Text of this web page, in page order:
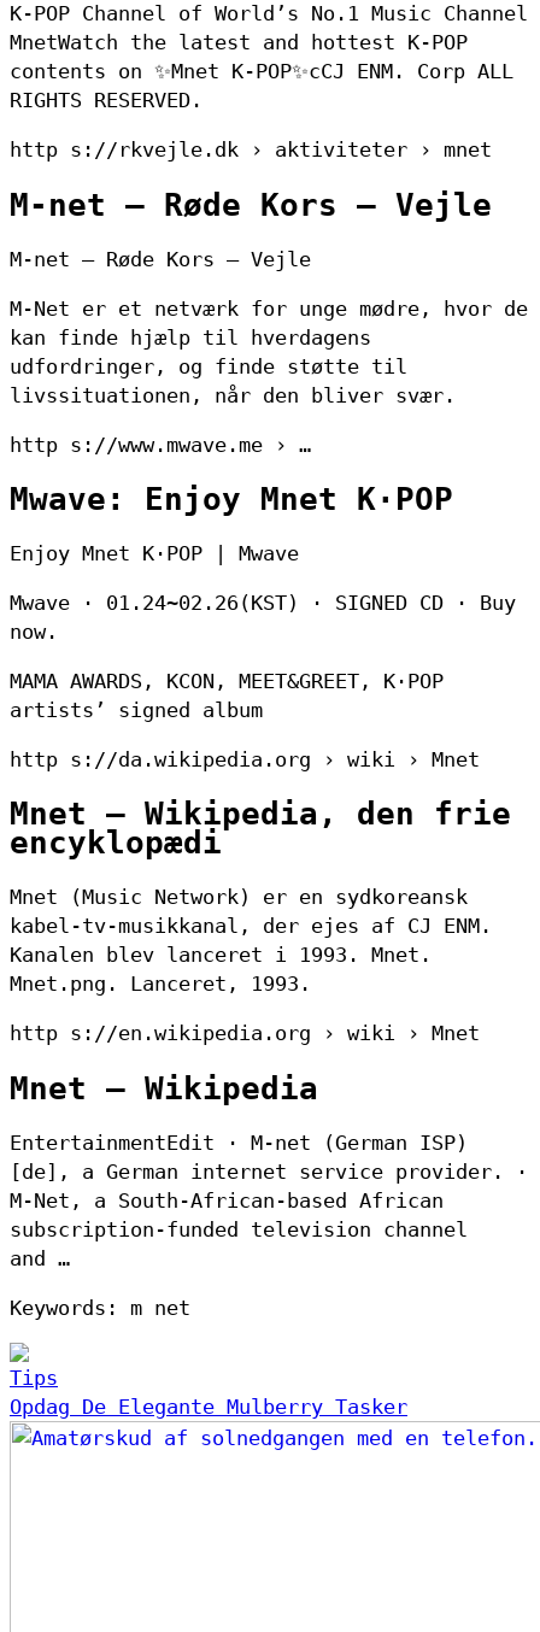
K-POP Channel of World’s No.1 Music Channel
MnetWatch the latest and hottest K-POP
contents on ✨Mnet K-POP✨cCJ ENM. Corp ALL
RIGHTS RESERVED.
http s://rkvejle.dk › aktiviteter › mnet
M-net – Røde Kors – Vejle
M-net – Røde Kors – Vejle
M-Net er et netværk for unge mødre, hvor de
kan finde hjælp til hverdagens
udfordringer, og finde støtte til
livssituationen, når den bliver svær.
http s://www.mwave.me › …
Mwave: Enjoy Mnet K·POP
Enjoy Mnet K·POP | Mwave
Mwave · 01.24~02.26(KST) · SIGNED CD · Buy
now.
MAMA AWARDS, KCON, MEET&GREET, K·POP
artists’ signed album
http s://da.wikipedia.org › wiki › Mnet
Mnet – Wikipedia, den frie
encyklopædi
Mnet (Music Network) er en sydkoreansk
kabel-tv-musikkanal, der ejes af CJ ENM.
Kanalen blev lanceret i 1993. Mnet.
Mnet.png. Lanceret, 1993.
http s://en.wikipedia.org › wiki › Mnet
Mnet – Wikipedia
EntertainmentEdit · M-net (German ISP)
[de], a German internet service provider. ·
M-Net, a South-African-based African
subscription-funded television channel
and …
Keywords: m net
Tips
Opdag De Elegante Mulberry Tasker